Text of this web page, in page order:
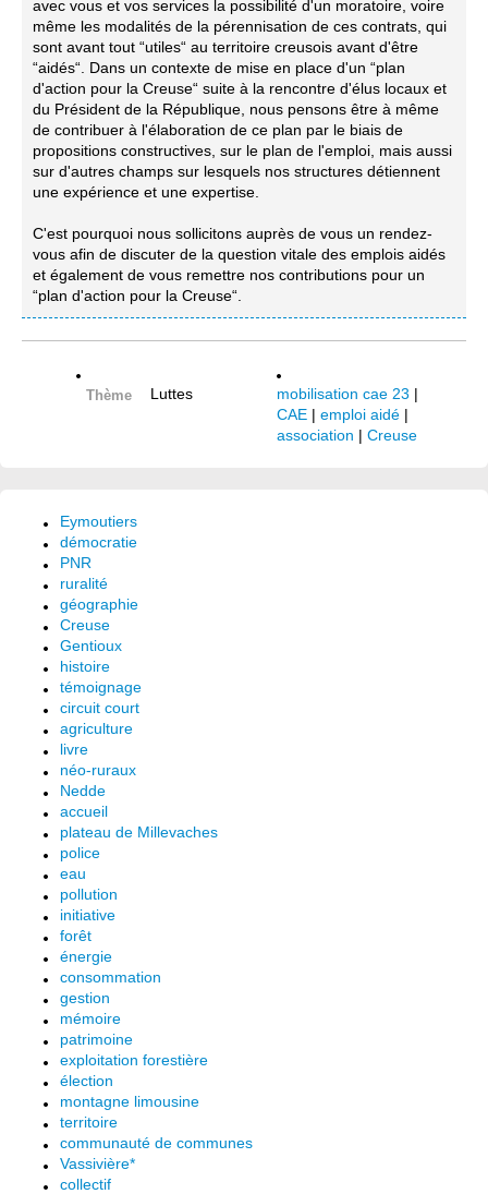
avec vous et vos services la possibilité d'un moratoire, voire
même les modalités de la pérennisation de ces contrats, qui
sont avant tout “utiles“ au territoire creusois avant d'être
“aidés“. Dans un contexte de mise en place d'un “plan
d'action pour la Creuse“ suite à la rencontre d'élus locaux et
du Président de la République, nous pensons être à même
de contribuer à l'élaboration de ce plan par le biais de
propositions constructives, sur le plan de l'emploi, mais aussi
sur d'autres champs sur lesquels nos structures détiennent
une expérience et une expertise.
C'est pourquoi nous sollicitons auprès de vous un rendez-
vous afin de discuter de la question vitale des emplois aidés
et également de vous remettre nos contributions pour un
“plan d'action pour la Creuse“.
Thème Luttes mobilisation cae 23 |
CAE | emploi aidé |
association | Creuse
Eymoutiers
démocratie
PNR
ruralité
géographie
Creuse
Gentioux
histoire
témoignage
circuit court
agriculture
livre
néo-ruraux
Nedde
accueil
plateau de Millevaches
police
eau
pollution
initiative
forêt
énergie
consommation
gestion
mémoire
patrimoine
exploitation forestière
élection
montagne limousine
territoire
communauté de communes
Vassivière*
collectif